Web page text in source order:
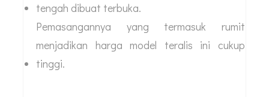
tengah dibuat terbuka.
Pemasangannya yang termasuk rumit
menjadikan harga model teralis ini cukup
tinggi.